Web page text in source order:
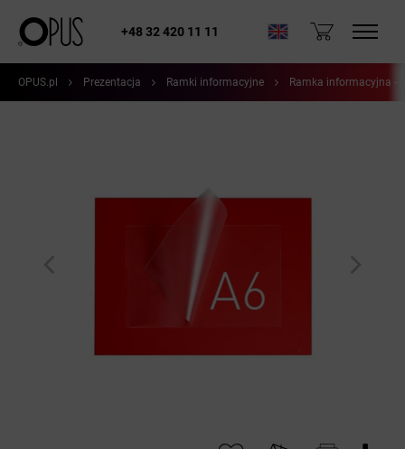
+48 32 420 11 11
OPUS.pl Prezentacja Ramki informacyjne Ramka informacyjna -